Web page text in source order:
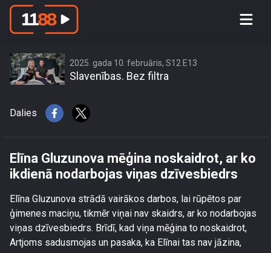
Elīna Gluzunova mēģina noskaidrot,
2025. gada 10. februāris, S12 E13
Slavenības. Bez filtra
Dalies
Elīna Gluzunova mēģina noskaidrot, ar ko
ikdienā nodarbojas viņas dzīvesbiedrs
Elīna Gluzunova strādā vairākos darbos, lai rūpētos par
ģimenes maciņu, tikmēr viņai nav skaidrs, ar ko nodarbojas
viņas dzīvesbiedrs. Brīdī, kad viņa mēģina to noskaidrot,
Artjoms sadusmojas un pasaka, ka Elīnai tas nav jāzina,